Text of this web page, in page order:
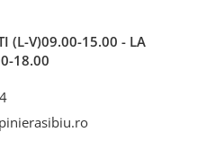
(L-V)09.00-15.00 - LA
18.00